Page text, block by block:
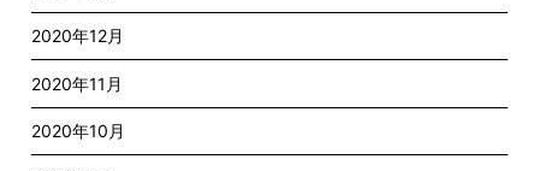
2020年12月
2020年11月
2020年10月